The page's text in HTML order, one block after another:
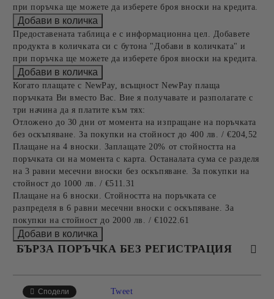
при поръчка ще можете да изберете броя вноски на кредита.
Предоставената таблица е с информационна цел. Добавете
продукта в количката си с бутона "Добави в количката" и
при поръчка ще можете да изберете броя вноски на кредита.
Когато плащате с NewPay, всъщност NewPay плаща
поръчката Ви вместо Вас. Вие я получавате и разполагате с
три начина да я платите към тях:
Отложено до 30 дни от момента на изпращане на поръчката
без оскъпяване. За покупки на стойност до 400 лв. / €204,52
Плащане на 4 вноски. Заплащате 20% от стойността на
поръчката си на момента с карта. Останалата сума се разделя
на 3 равни месечни вноски без оскъпяване. За покупки на
стойност до 1000 лв. / €511.31
Плащане на 6 вноски. Стойността на поръчката се
разпределя в 6 равни месечни вноски с оскъпяване. За
покупки на стойност до 2000 лв. / €1022.61
БЪРЗА ПОРЪЧКА БЕЗ РЕГИСТРАЦИЯ
Сподели Tweet